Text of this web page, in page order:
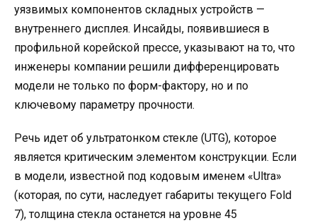
уязвимых компонентов складных устройств —
внутреннего дисплея. Инсайды, появившиеся в
профильной корейской прессе, указывают на то, что
инженеры компании решили дифференцировать
модели не только по форм-фактору, но и по
ключевому параметру прочности.
Речь идет об ультратонком стекле (UTG), которое
является критическим элементом конструкции. Если
в модели, известной под кодовым именем «Ultra»
(которая, по сути, наследует габариты текущего Fold
7), толщина стекла останется на уровне 45